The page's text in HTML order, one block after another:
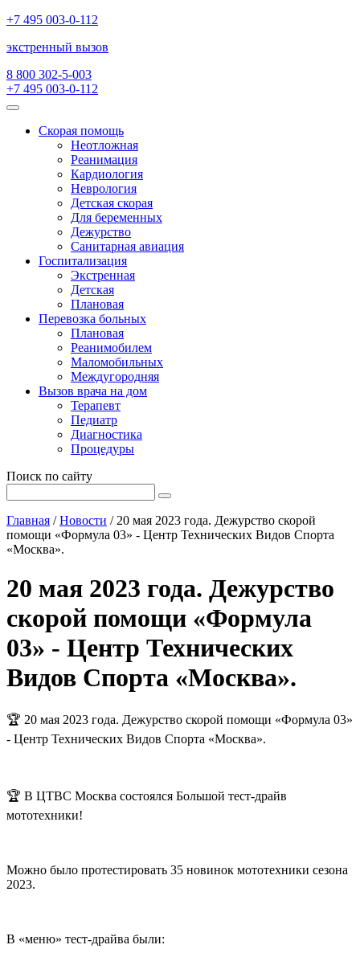
+7 495 003-0-112
экстренный вызов
8 800 302-5-003
+7 495 003-0-112
Скорая помощь
Неотложная
Реанимация
Кардиология
Неврология
Детская скорая
Для беременных
Дежурство
Санитарная авиация
Госпитализация
Экстренная
Детская
Плановая
Перевозка больных
Плановая
Реанимобилем
Маломобильных
Междугородняя
Вызов врача на дом
Терапевт
Педиатр
Диагностика
Процедуры
Поиск по сайту
Главная /Новости / 20 мая 2023 года. Дежурство скорой
помощи «Формула 03» - Центр Технических Видов Спорта
«Москва».
20 мая 2023 года. Дежурство
скорой помощи «Формула
03» - Центр Технических
Видов Спорта «Москва».
🏆 20 мая 2023 года. Дежурство скорой помощи «Формула 03»
- Центр Технических Видов Спорта «Москва».
🏆 В ЦТВС Москва состоялся Большой тест-драйв
мототехники!
Можно было протестировать 35 новинок мототехники сезона
2023.
В «меню» тест-драйва были: